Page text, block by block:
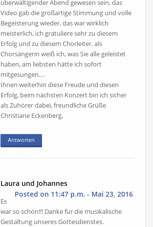
überwältigender Abend gewesen sein, das
Video gab die großartige Stimmung und volle
Begeisterung wieder, das war wirklich
meisterlich, ich gratuliere sehr zu diesem
Erfolg und zu diesem Chorleiter, als
Chorsängerin weiß ich, was Sie alle geleistet
haben, am liebsten hätte ich sofort
mitgesungen….
Ihnen weiterhin diese Freude und diesen
Erfolg, beim nächsten Konzert bin ich sicher
als Zuhörer dabei, freundliche Grüße
Christiane Eckenberg,
Antworten
Laura und Johannes
Posted on 11:47 p.m. - Mai 23, 2016
Es
war so schön!!! Danke für die musikalische
Gestaltung unseres Gottesdienstes.